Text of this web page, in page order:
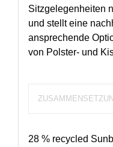
Sitzgelegenheiten
und stellt eine
ansprechende
von Polster- und
28 % recycled